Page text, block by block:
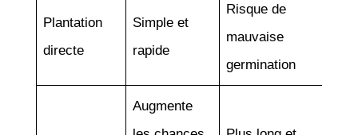
Plantation
directe
Simple et
rapide
Risque de
mauvaise
germination
Augmente